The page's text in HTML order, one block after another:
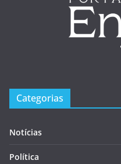
Categorias
Notícias
Política